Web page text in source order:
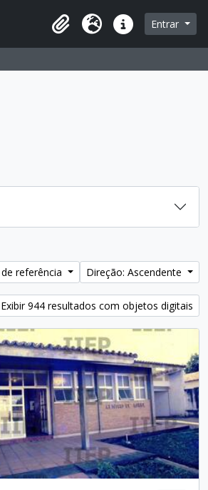
Área de transferência
Idioma Ligações rápidas
Entrar
referência
Direção: Ascendente
Exibir 944 resultados com objetos digitais